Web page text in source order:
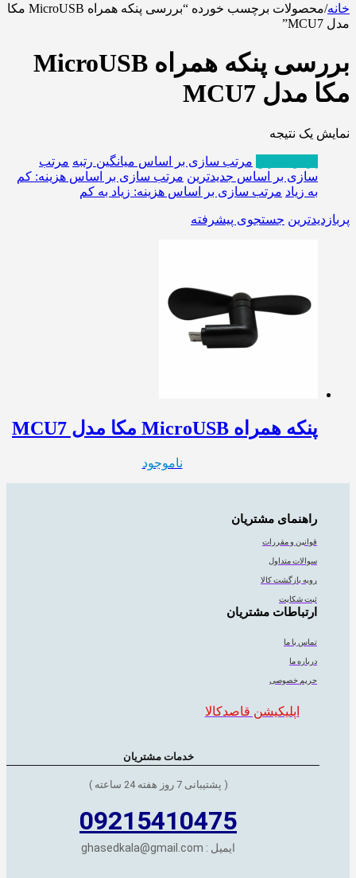
خانه/
محصولات برچسب خورده “بررسی پنکه همراه MicroUSB مکا
مدل MCU7”
بررسی پنکه همراه MicroUSB
مکا مدل MCU7
نمایش یک نتیجه
مرتب سازی بر اساس میانگین رتبه مرتب
سازی بر اساس جدیدترین مرتب سازی بر اساس هزینه: کم
به زیاد مرتب سازی بر اساس هزینه: زیاد به کم
پربازدیدترین جستجوی پیشرفته
پنکه همراه MicroUSB مکا مدل MCU7
ناموجود
راهنمای مشتریان
قوانین و مقررات
سوالات متداول
رویه بازگشت کالا
ثبت شکایت
ارتباطات مشتریان
تماس با ما
درباره ما
حریم خصوصی
اپلیکیشن قاصدکالا
خدمات مشتریان
( پشتیبانی 7 روز هفته 24 ساعته )
09215410475
ایمیل : ghasedkala@gmail.com